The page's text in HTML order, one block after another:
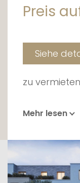
Preis
Siehe
zu
Mehr lesen